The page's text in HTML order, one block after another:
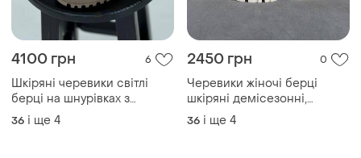
4100 грн 6
Шкіряні черевики світлі
берці на шнурівках з
натуральної шкіри зимові
осінні демісезонні боти
36 і ще 4
2450 грн 0
Черевики жіночі берці
шкіряні демісезонні,
натуральна шкіра, на байці,
осінні, весняні, молочні
36 і ще 4